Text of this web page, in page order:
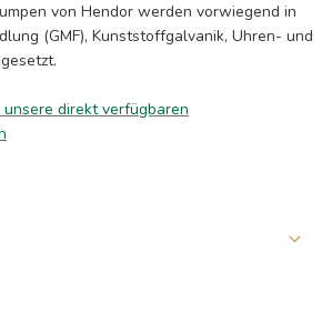
von Hendor werden vorwiegend in
(GMF), Kunststoffgalvanik, Uhren- und
direkt verfügbaren